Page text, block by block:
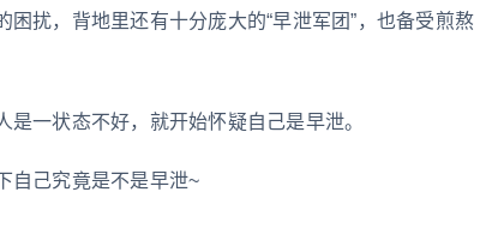
扰，背地里还有十分庞大的“早泄军团”，也备受煎熬
一状态不好，就开始怀疑自己是早泄。
自己究竟是不是早泄~